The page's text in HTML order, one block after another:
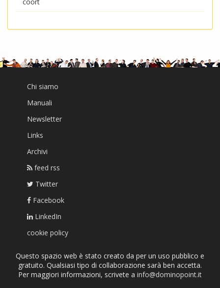
coort
Chi siamo
Manuali
Newsletter
Links
Archivi
feed rss
Twitter
Facebook
LinkedIn
cookie policy
Questo spazio web è stato creato da per un uso pubblico e
gratuito. Qualsiasi tipo di collaborazione sarà ben accetta.
Per maggiori informazioni, scrivete a info@dominopoint.it